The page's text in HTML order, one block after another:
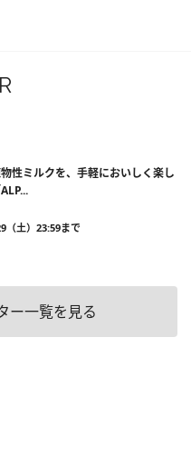
性ミルクを、手軽においしく楽し
（土）23:59まで
ー一覧を見る